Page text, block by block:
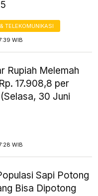
TELEKOMUNIKASI
WIB
Rupiah Melemah
17.908,8 per
30 Juni
WIB
Sapi Potong
Bisa Dipotong